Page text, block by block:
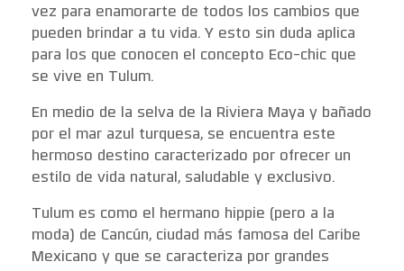
vez para enamorarte de todos los cambios que
pueden brindar a tu vida. Y esto sin duda aplica
para los que conocen el concepto Eco-chic que
se vive en Tulum.
En medio de la selva de la Riviera Maya y bañado
por el mar azul turquesa, se encuentra este
hermoso destino caracterizado por ofrecer un
estilo de vida natural, saludable y exclusivo.
Tulum es como el hermano hippie (pero a la
moda) de Cancún, ciudad más famosa del Caribe
Mexicano y que se caracteriza por grandes